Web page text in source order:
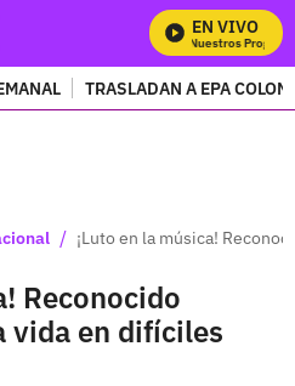
EN VIVO
Mira Todos Nuestros
TRASLADAN A EPA
/ ¡Luto en la música!
Reconocido
vida en difíciles